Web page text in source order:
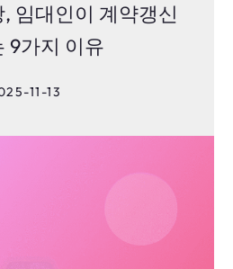
임대인이 계약갱신
9가지 이유
11-13